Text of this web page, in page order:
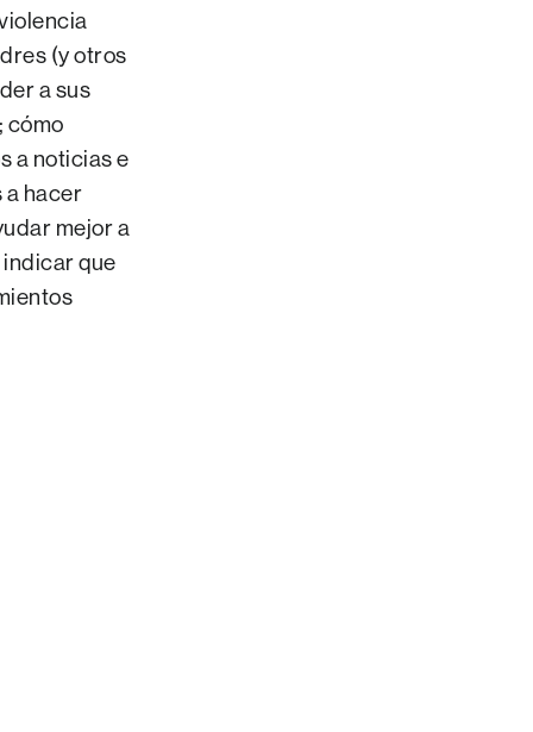
(y otros
a sus
cómo
a noticias e
a hacer
mejor a
indicar que